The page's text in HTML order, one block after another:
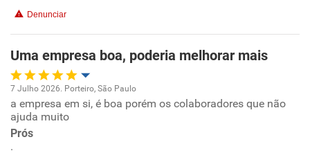
Benefícios
Recomenda esta empresa
Recomenda a diretoria
Denunciar
Uma empresa boa, poderia melhorar mais
Oportunidade de promoção
Ambiente de trabalho
7 Julho 2026. Porteiro, São Paulo
a empresa em si, é boa porém os colaboradores que não
ajuda muito
Prós
.